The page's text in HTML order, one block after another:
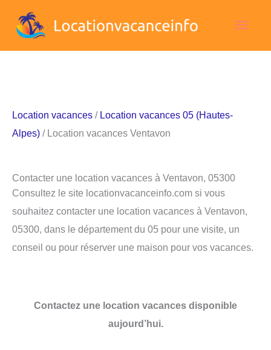
Location vacances / Location vacances 05 (Hautes-
Alpes) / Location vacances Ventavon
Contacter une location vacances à Ventavon, 05300
Consultez le site locationvacanceinfo.com si vous
souhaitez contacter une location vacances à Ventavon,
05300, dans le département du 05 pour une visite, un
conseil ou pour réserver une maison pour vos vacances.
Contactez une location vacances disponible
aujourd’hui.